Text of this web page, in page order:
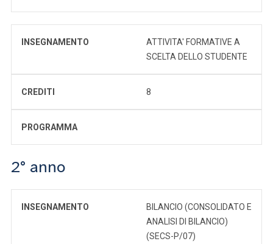
INSEGNAMENTO
ATTIVITA' FORMATIVE A
SCELTA DELLO STUDENTE
CREDITI 8
PROGRAMMA
2° anno
INSEGNAMENTO
BILANCIO (CONSOLIDATO E
ANALISI DI BILANCIO)
(SECS-P/07)